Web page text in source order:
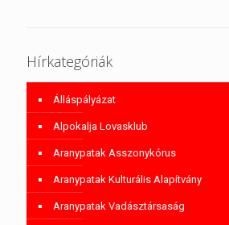
Hírkategóriák
Álláspályázat
Alpokalja Lovasklub
Aranypatak Asszonykórus
Aranypatak Kulturális Alapítvány
Aranypatak Vadásztársaság